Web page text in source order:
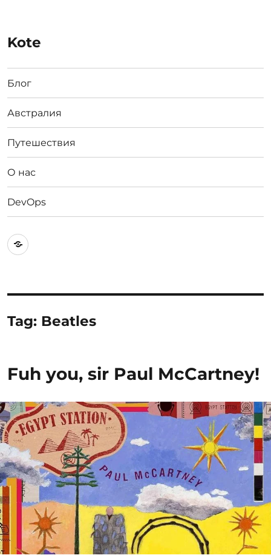
Kote
Блог
Австралия
Путешествия
О нас
DevOps
Австралия
Tag: Beatles
Fuh you, sir Paul McCartney!